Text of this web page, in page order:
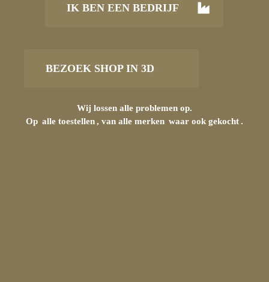
IK BEN EEN BEDRIJF
BEZOEK SHOP IN 3D
Wij lossen alle problemen op.
Op alle toestellen, van alle merken waar ook gekocht.